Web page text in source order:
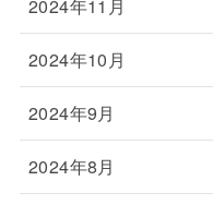
2024年11月
2024年10月
2024年9月
2024年8月